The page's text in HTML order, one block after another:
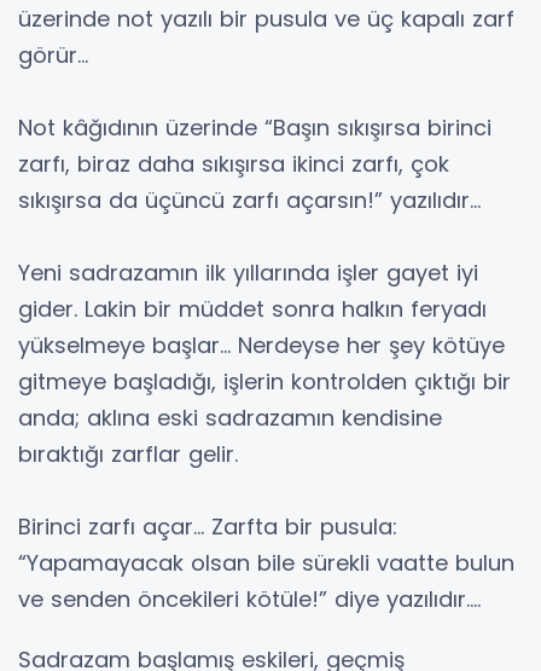
üzerinde not yazılı bir pusula ve üç kapalı zarf
görür...
Not kâğıdının üzerinde “Başın sıkışırsa birinci
zarfı, biraz daha sıkışırsa ikinci zarfı, çok
sıkışırsa da üçüncü zarfı açarsın!” yazılıdır...
Yeni sadrazamın ilk yıllarında işler gayet iyi
gider. Lakin bir müddet sonra halkın feryadı
yükselmeye başlar... Nerdeyse her şey kötüye
gitmeye başladığı, işlerin kontrolden çıktığı bir
anda; aklına eski sadrazamın kendisine
bıraktığı zarflar gelir.
Birinci zarfı açar… Zarfta bir pusula:
“Yapamayacak olsan bile sürekli vaatte bulun
ve senden öncekileri kötüle!” diye yazılıdır....
Sadrazam başlamış eskileri, geçmiş